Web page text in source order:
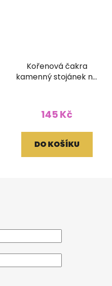
Kořenová čakra
kamenný stojánek na
145 Kč
DO KOŠÍKU